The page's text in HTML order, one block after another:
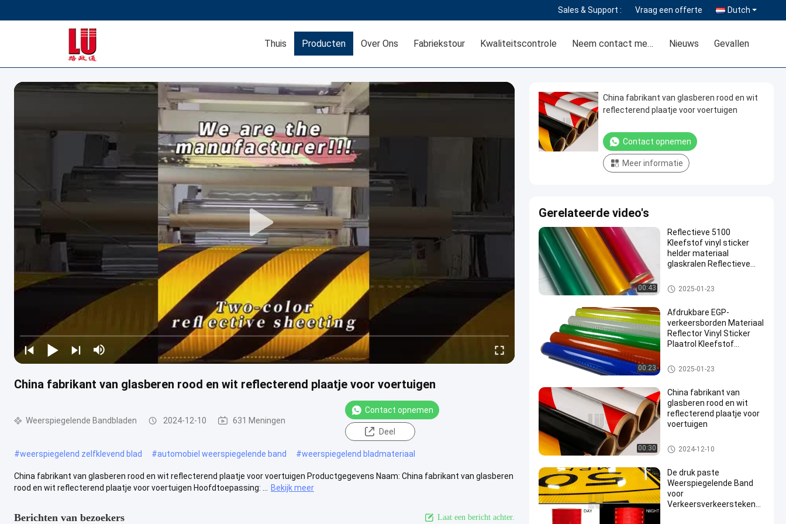
Sales & Support : Vraag een offerte Dutch
Thuis Producten Over Ons Fabriekstour Kwaliteitscontrole Neem contact met ons op Nieuws Gevallen
China fabrikant van glasberen rood en wit reflecterend plaatje voor voertuigen
Weerspiegelende Bandbladen 2024-12-10 631 Meningen
Contact opnemen
Deel
#weerspiegelend zelfklevend blad #automobiel weerspiegelende band #weerspiegelend bladmateriaal
China fabrikant van glasberen rood en wit reflecterend plaatje voor voertuigen Productgegevens Naam: China fabrikant van glasberen
rood en wit reflecterend plaatje voor voertuigen Hoofdtoepassing: ...
Bekijk meer
Berichten van bezoekers Laat een bericht achter.
China fabrikant van glasberen rood en wit
reflecterend plaatje voor voertuigen
Contact opnemen
Meer informatie
Gerelateerde video's
00:43
Reflectieve 5100
Kleefstof vinyl sticker
helder materiaal
glaskralen Reflectieve
Ingenieursrang het Weerspieg
elende Afdekken
2025-01-23
00:23
Afdrukbare EGP-
verkeersborden Materiaal
Reflector Vinyl Sticker
Plaatrol Kleefstof
Het Weerspiegelende Afdekken
van EGP
2025-01-23
00:30
China fabrikant van
glasberen rood en wit
reflecterend plaatje voor
voertuigen
Weerspiegelende Bandbladen
2024-12-10
De druk paste
Weerspiegelende Band
voor
Verkeersverkeersteken